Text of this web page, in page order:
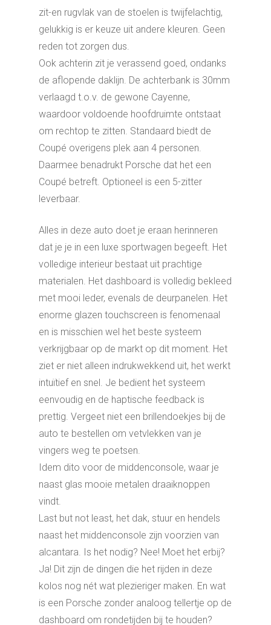
zit-en rugvlak van de stoelen is twijfelachtig,
gelukkig is er keuze uit andere kleuren. Geen
reden tot zorgen dus.
Ook achterin zit je verassend goed, ondanks
de aflopende daklijn. De achterbank is 30mm
verlaagd t.o.v. de gewone Cayenne,
waardoor voldoende hoofdruimte ontstaat
om rechtop te zitten. Standaard biedt de
Coupé overigens plek aan 4 personen.
Daarmee benadrukt Porsche dat het een
Coupé betreft. Optioneel is een 5-zitter
leverbaar.
Alles in deze auto doet je eraan herinneren
dat je je in een luxe sportwagen begeeft. Het
volledige interieur bestaat uit prachtige
materialen. Het dashboard is volledig bekleed
met mooi leder, evenals de deurpanelen. Het
enorme glazen touchscreen is fenomenaal
en is misschien wel het beste systeem
verkrijgbaar op de markt op dit moment. Het
ziet er niet alleen indrukwekkend uit, het werkt
intuïtief en snel. Je bedient het systeem
eenvoudig en de haptische feedback is
prettig. Vergeet niet een brillendoekjes bij de
auto te bestellen om vetvlekken van je
vingers weg te poetsen.
Idem dito voor de middenconsole, waar je
naast glas mooie metalen draaiknoppen
vindt.
Last but not least, het dak, stuur en hendels
naast het middenconsole zijn voorzien van
alcantara. Is het nodig? Nee! Moet het erbij?
Ja! Dit zijn de dingen die het rijden in deze
kolos nog nét wat plezieriger maken. En wat
is een Porsche zonder analoog tellertje op de
dashboard om rondetijden bij te houden?